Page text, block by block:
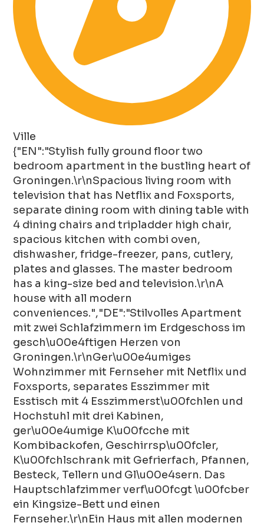
Ville
{"EN":"Stylish fully ground floor two
bedroom apartment in the bustling heart of
Groningen.\r\nSpacious living room with
television that has Netflix and Foxsports,
separate dining room with dining table with
4 dining chairs and tripladder high chair,
spacious kitchen with combi oven,
dishwasher, fridge-freezer, pans, cutlery,
plates and glasses. The master bedroom
has a king-size bed and television.\r\nA
house with all modern
conveniences.","DE":"Stilvolles Apartment
mit zwei Schlafzimmern im Erdgeschoss im
gesch\u00e4ftigen Herzen von
Groningen.\r\nGer\u00e4umiges
Wohnzimmer mit Fernseher mit Netflix und
Foxsports, separates Esszimmer mit
Esstisch mit 4 Esszimmerst\u00fchlen und
Hochstuhl mit drei Kabinen,
ger\u00e4umige K\u00fcche mit
Kombibackofen, Geschirrsp\u00fcler,
K\u00fchlschrank mit Gefrierfach, Pfannen,
Besteck, Tellern und Gl\u00e4sern. Das
Hauptschlafzimmer verf\u00fcgt \u00fcber
ein Kingsize-Bett und einen
Fernseher.\r\nEin Haus mit allen modernen